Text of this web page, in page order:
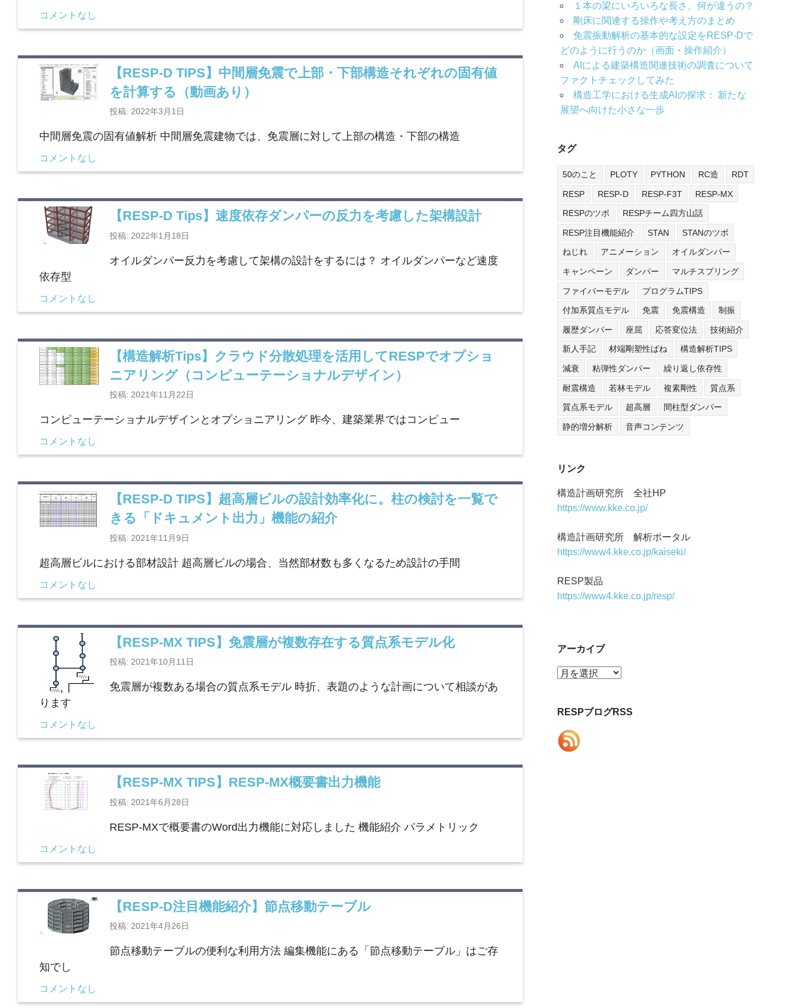
コメントなし
【RESP-D TIPS】中間層免震で上部・下部構造それぞれの固有値
を計算する（動画あり）
投稿: 2022年3月1日
中間層免震の固有値解析 中間層免震建物では、免震層に対して上部の構造・下部の構造
コメントなし
【RESP-D Tips】速度依存ダンパーの反力を考慮した架構設計
投稿: 2022年1月18日
オイルダンパー反力を考慮して架構の設計をするには？ オイルダンパーなど速度
依存型
コメントなし
【構造解析Tips】クラウド分散処理を活用してRESPでオプショ
ニアリング（コンピューテーショナルデザイン）
投稿: 2021年11月22日
コンピューテーショナルデザインとオプショニアリング 昨今、建築業界ではコンピュー
コメントなし
【RESP-D TIPS】超高層ビルの設計効率化に。柱の検討を一覧で
きる「ドキュメント出力」機能の紹介
投稿: 2021年11月9日
超高層ビルにおける部材設計 超高層ビルの場合、当然部材数も多くなるため設計の手間
コメントなし
【RESP-MX TIPS】免震層が複数存在する質点系モデル化
投稿: 2021年10月11日
免震層が複数ある場合の質点系モデル 時折、表題のような計画について相談があ
ります
コメントなし
【RESP-MX TIPS】RESP-MX概要書出力機能
投稿: 2021年6月28日
RESP-MXで概要書のWord出力機能に対応しました 機能紹介 パラメトリック
コメントなし
【RESP-D注目機能紹介】節点移動テーブル
投稿: 2021年4月26日
節点移動テーブルの便利な利用方法 編集機能にある「節点移動テーブル」はご存
知でし
コメントなし
１本の梁にいろいろな長さ。何が違うの？
剛床に関連する操作や考え方のまとめ
免震振動解析の基本的な設定をRESP-Dで
どのように行うのか（画面・操作紹介）
AIによる建築構造関連技術の調査について
ファクトチェックしてみた
構造工学における生成AIの探求： 新たな
展望へ向けた小さな一歩
タグ
50のこと PLOTY PYTHON RC造 RDT
RESP RESP-D RESP-F3T RESP-MX
RESPのツボ RESPチーム四方山話
RESP注目機能紹介 STAN STANのツボ
ねじれ アニメーション オイルダンパー
キャンペーン ダンパー マルチスプリング
ファイバーモデル プログラムTIPS
付加系質点モデル 免震 免震構造 制振
履歴ダンパー 座屈 応答変位法 技術紹介
新人手記 材端剛塑性ばね 構造解析TIPS
減衰 粘弾性ダンパー 繰り返し依存性
耐震構造 若林モデル 複素剛性 質点系
質点系モデル 超高層 間柱型ダンパー
静的増分解析 音声コンテンツ
リンク
構造計画研究所 全社HP
https://www.kke.co.jp/
構造計画研究所 解析ポータル
https://www4.kke.co.jp/kaiseki/
RESP製品
https://www4.kke.co.jp/resp/
アーカイブ
ア
イ
ブ
RESPブログRSS